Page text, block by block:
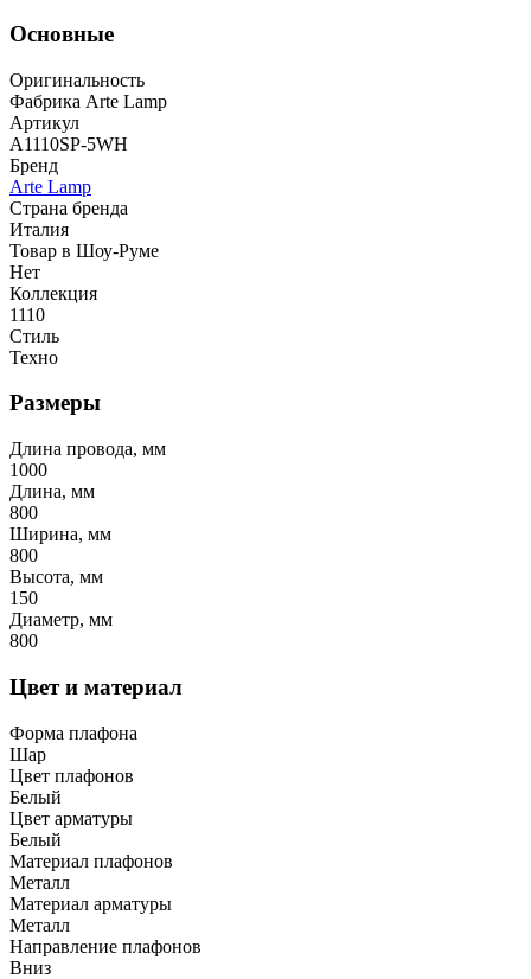
Основные
Оригинальность
Фабрика Arte Lamp
Артикул
A1110SP-5WH
Бренд
Arte Lamp
Страна бренда
Италия
Товар в Шоу-Руме
Нет
Коллекция
1110
Стиль
Техно
Размеры
Длина провода, мм
1000
Длина, мм
800
Ширина, мм
800
Высота, мм
150
Диаметр, мм
800
Цвет и материал
Форма плафона
Шар
Цвет плафонов
Белый
Цвет арматуры
Белый
Материал плафонов
Металл
Материал арматуры
Металл
Направление плафонов
Вниз